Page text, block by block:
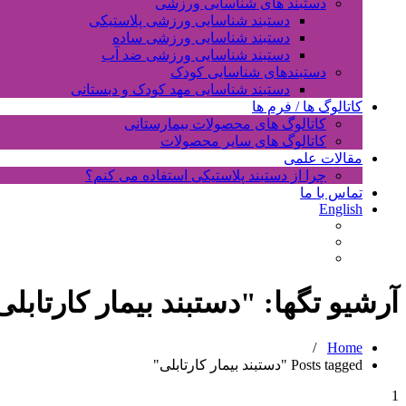
دستبند شناسایی ورزشی پلاستیکی
دستبند شناسایی ورزشی ساده
دستبند شناسایی ورزشی ضد آب
دستبندهای شناسایی کودک
دستبند شناسایی مهد کودک و دبستانی
کاتالوگ ها / فرم ها
کاتالوگ های محصولات بیمارستانی
کاتالوگ های سایر محصولات
مقالات علمی
چرا از دستبند پلاستیکی استفاده می کنم؟
تماس با ما
English
آرشیو تگها: "دستبند بیمار
Home
/
Posts tagged "دستبند بیمار کارتابلی"
1